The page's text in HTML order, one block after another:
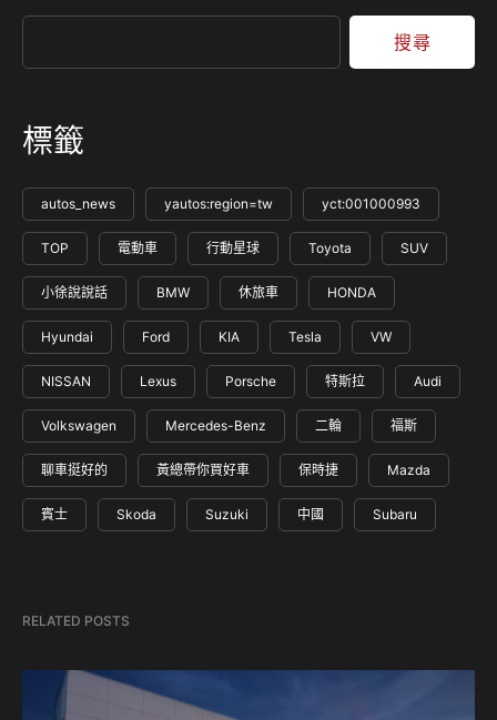
搜尋
標籤
autos_news yautos:region=tw yct:001000993
TOP 電動車 行動星球 Toyota SUV
小徐說說話 BMW 休旅車 HONDA
Hyundai Ford KIA Tesla VW
NISSAN Lexus Porsche 特斯拉 Audi
Volkswagen Mercedes-Benz 二輪 福斯
聊車挺好的 黃總帶你買好車 保時捷 Mazda
賓士 Skoda Suzuki 中國 Subaru
RELATED POSTS